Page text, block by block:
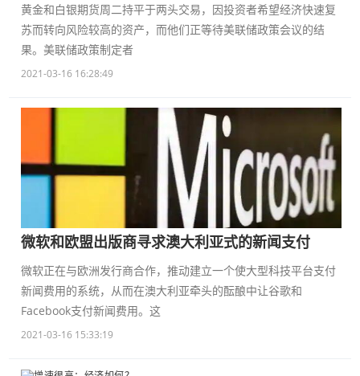
黄金和白银期货周二持平于两头交易，因投资者希望经济快速复
苏而转向风险较高的资产，而他们正等待美联储政策会议的结
果。美联储政策制定者
2021-03-16 16:28:49
微软和欧盟出版商寻求澳大利亚式的新闻支付
微软正在与欧洲发行商合作，推动建立一个使大型科技平台支付
新闻费用的系统，从而在澳大利亚牵头的酝酿中让谷歌和
Facebook支付新闻费用。这
2021-03-16 15:33:19